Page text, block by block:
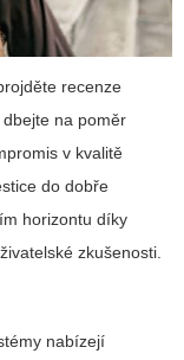
projděte recenze
na poměr
v kvalitě
do dobře
horizontu díky
zkušenosti.
nabízejí